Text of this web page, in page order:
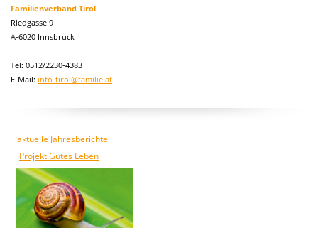
Familienverband Tirol
Riedgasse 9
A-6020 Innsbruck
Tel: 0512/2230-4383
E-Mail: info-tirol@familie.at
aktuelle Jahresberichte
Projekt Gutes Leben